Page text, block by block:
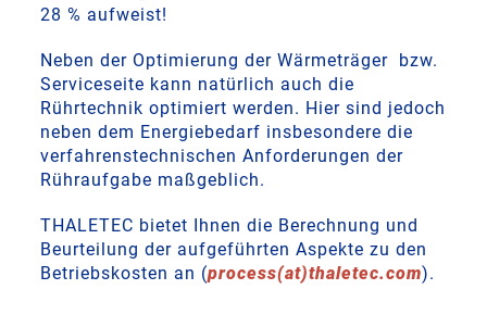
28 % aufweist!
Neben der Optimierung der Wärmeträger bzw.
Serviceseite kann natürlich auch die
Rührtechnik optimiert werden. Hier sind jedoch
neben dem Energiebedarf insbesondere die
verfahrenstechnischen Anforderungen der
Rühraufgabe maßgeblich.
THALETEC bietet Ihnen die Berechnung und
Beurteilung der aufgeführten Aspekte zu den
Betriebskosten an (process(at)thaletec.com).